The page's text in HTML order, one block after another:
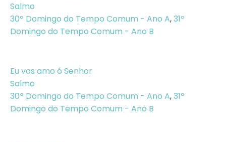
Salmo
30º Domingo do Tempo Comum - Ano A,31º
Domingo do Tempo Comum - Ano B
Eu vos amo ó Senhor
Salmo
30º Domingo do Tempo Comum - Ano A,31º
Domingo do Tempo Comum - Ano B